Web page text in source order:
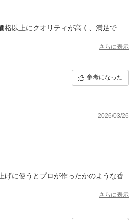
格以上にクオリティが高く、満足で
さらに表示
参考になった
2026/03/26
げに使うとプロが作ったかのような香
さらに表示